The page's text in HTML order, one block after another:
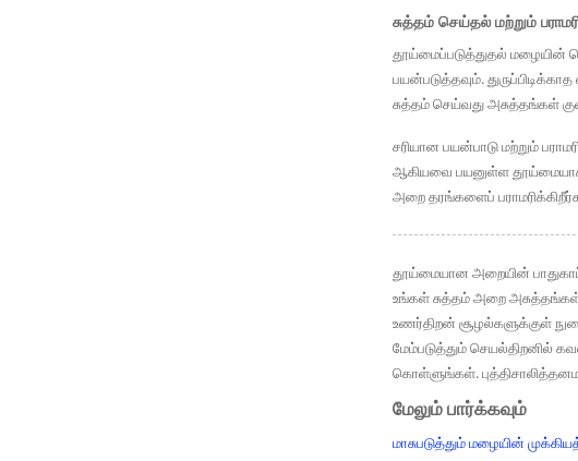
சுத்தம் செய்தல் மற்றும்
தூய்மைப்படுத்துதல் மழையின்
பயன்படுத்தவும்.
சுத்தம் செய்வது அசுத்தங்கள்
சரியான பயன்பாடு மற்றும்
ஆகியவை பயனுள்ள
அறை தரங்களைப்
தூய்மையான அறையின்
உங்கள் சுத்தம் அறை
உணர்திறன் சூழல்களுக்குள்
மேம்படுத்தும் செயல்திறனில்
கொள்ளுங்கள்.
மேலும் பார்க்கவும்
மாசுபடுத்தும் மழையின்